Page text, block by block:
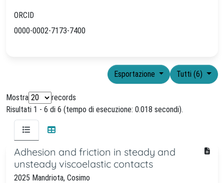
ORCID
0000-0002-7173-7400
Tutti (6)
Esportazione
Mostra
records
Risultati 1 - 6 di 6 (tempo di esecuzione: 0.018 secondi).
Adhesion and friction in steady and
unsteady viscoelastic contacts
2025 Mandriota, Cosimo